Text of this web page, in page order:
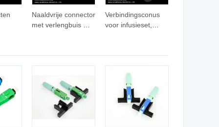
Naaldvrije connector
met verlengbuis met
Verbindingsconus
voor infusieset,
hemolytisch